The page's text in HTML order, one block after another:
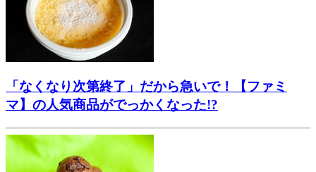
「なくなり次第終了」だから急いで！【ファミ
マ】の人気商品がでっかくなった!?